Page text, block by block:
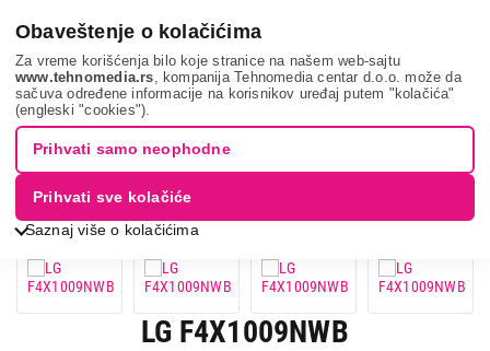
Obaveštenje o kolačićima
Za vreme korišćenja bilo koje stranice na našem web-sajtu
www.tehnomedia.rs , kompanija Tehnomedia centar d.o.o. može da
sačuva određene informacije na korisnikov uređaj putem "kolačića"
(engleski "cookies").
Saznaj više o kolačićima
Prihvati samo neophodne
Prihvati sve kolačiće
Bela tehnika Veš mašine Mašine za pranje veša
Lg
f4x1009nwb...
12% UŠTEDA.
LG F4X1009NWB